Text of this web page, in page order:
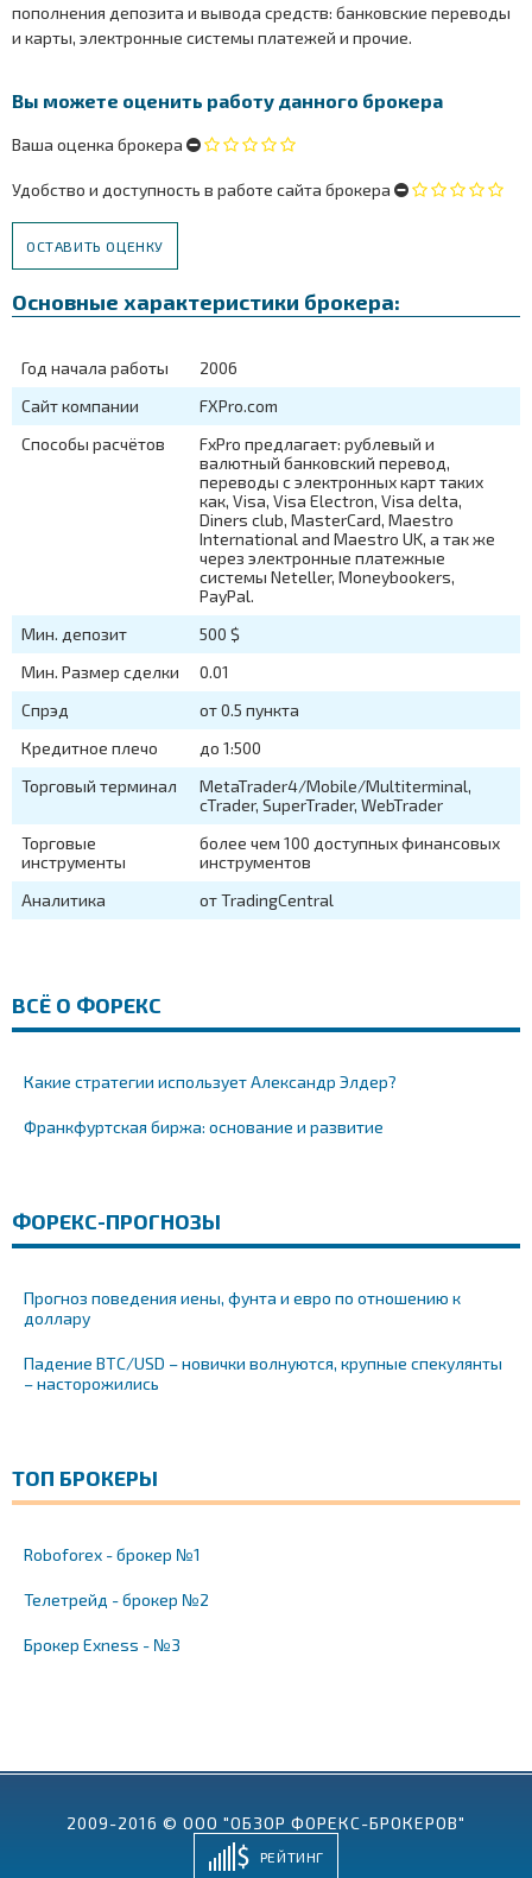
пополнения депозита и вывода средств: банковские переводы
и карты, электронные системы платежей и прочие.
Вы можете оценить работу данного брокера
Ваша оценка брокера
Удобство и доступность в работе сайта брокера
Основные характеристики брокера:
Год начала работы
2006
Сайт компании
FXPro.com
Способы расчётов
FxPro предлагает: рублевый и
валютный банковский перевод,
переводы с электронных карт таких
как, Visa, Visa Electron, Visa delta,
Diners club, MasterCard, Maestro
International and Maestro UK, а так же
через электронные платежные
системы Neteller, Moneybookers,
PayPal.
Мин. депозит
500 $
Мин. Размер сделки
0.01
Спрэд
от 0.5 пункта
Кредитное плечо
до 1:500
Торговый терминал
MetaTrader4/Mobile/Multiterminal,
cTrader, SuperTrader, WebTrader
Торговые
инструменты
более чем 100 доступных финансовых
инструментов
Аналитика
от TradingCentral
ВСЁ О ФОРЕКС
Какие стратегии использует Александр Элдер?
Франкфуртская биржа: основание и развитие
ФОРЕКС-ПРОГНОЗЫ
Прогноз поведения иены, фунта и евро по отношению к
доллару
Падение BTC/USD – новички волнуются, крупные спекулянты
– насторожились
ТОП БРОКЕРЫ
Roboforex - брокер №1
Телетрейд - брокер №2
Брокер Exness - №3
2009-2016 © ООО "ОБЗОР ФОРЕКС-БРОКЕРОВ"
РЕЙТИНГ